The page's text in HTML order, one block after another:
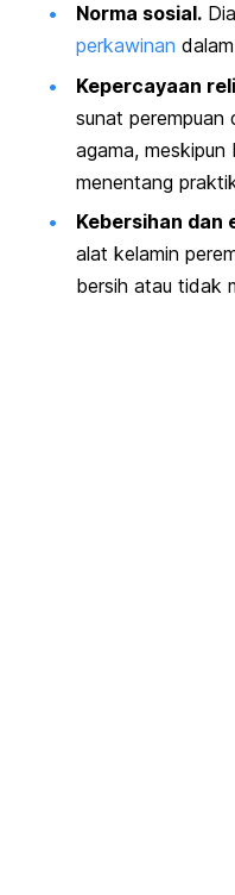
Norma sosial.
perkawinan
Kepercayaan
sunat perempuan
agama,
menentang
Kebersihan dan
alat kelamin
bersih atau tidak